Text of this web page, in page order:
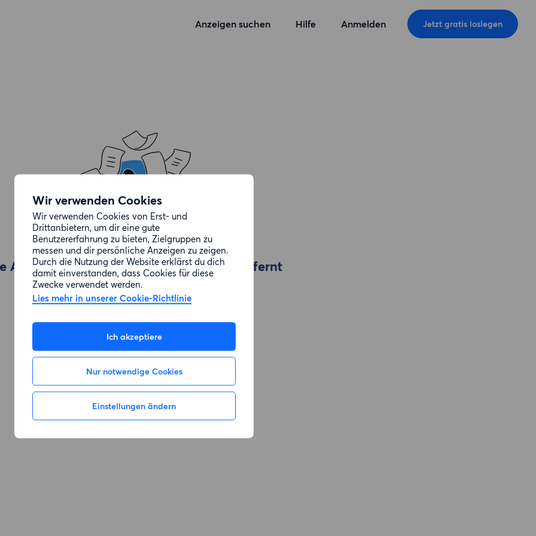
Wir verwenden Cookies
Wir verwenden Cookies von Erst- und
Drittanbietern, um dir eine gute
Benutzererfahrung zu bieten, Zielgruppen zu
messen und dir persönliche Anzeigen zu zeigen.
Durch die Nutzung der Website erklärst du dich
damit einverstanden, dass Cookies für diese
Zwecke verwendet werden.
Lies mehr in unserer Cookie-Richtlinie
Ich akzeptiere
Nur notwendige Cookies
Einstellungen ändern
Anzeigen suchen Hilfe Anmelden Jetzt gratis loslegen
Anzeige, die du gesucht hast, wurde entfernt